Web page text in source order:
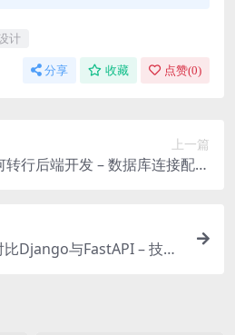
计
分享 收藏 点赞(0)
上一篇
行后端开发 – 数据库连接配置
Django与FastAPI – 技术